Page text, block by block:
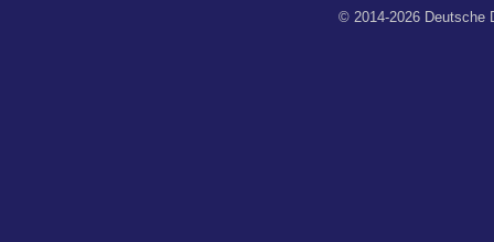
© 2014-2026 Deutsche